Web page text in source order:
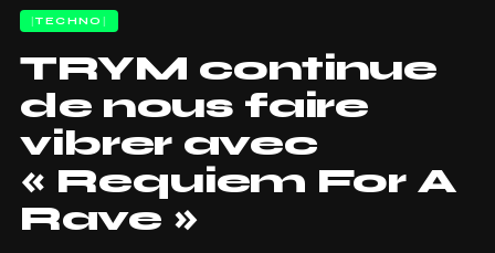
TECHNO
TRYM continue
de nous faire
vibrer avec
« Requiem For A
Rave »